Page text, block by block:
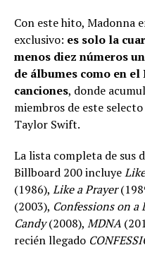
Con este hito, Madonna
exclusivo: es solo la
menos diez números
de álbumes como en
canciones, donde
miembros de este
Taylor Swift.
La lista completa de sus
Billboard 200 incluye
(1986), Like a Prayer
(2003), Confessions on a
Candy(2008), MDNA
recién llegado